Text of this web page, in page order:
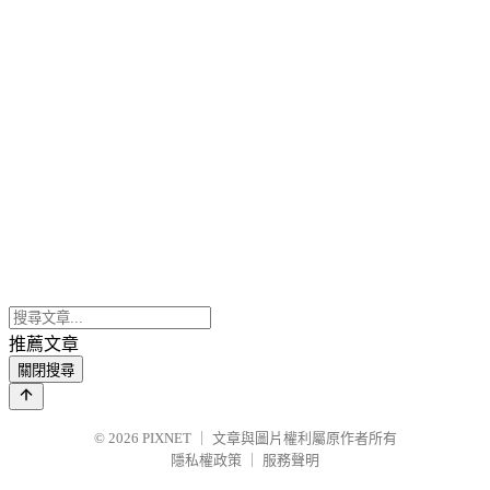
推薦文章
關閉搜尋
© 2026 PIXNET
文章與圖片權利屬原作者所有
隱私權政策
服務聲明